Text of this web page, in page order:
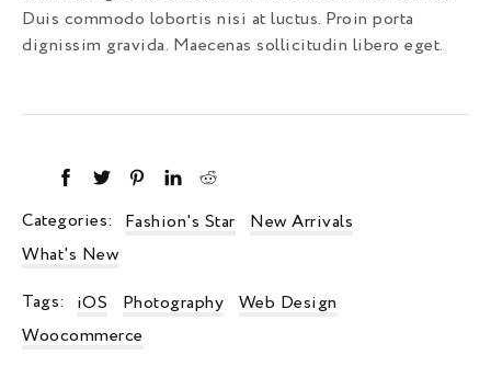
Duis commodo lobortis nisi at luctus. Proin porta
dignissim gravida. Maecenas sollicitudin libero eget.
Categories: Fashion's Star
New Arrivals
What's New
Tags: iOS Photography
Web Design
Woocommerce